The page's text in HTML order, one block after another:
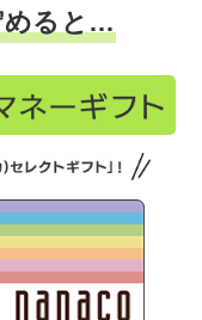
めると…